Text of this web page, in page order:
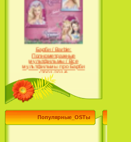
Барби / Barbie:
Полнометражные
мультфильмы / Все
мультфильмы про Барби
(2001-2014)
Популярные_OSTы